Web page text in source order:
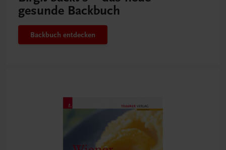
gesunde Backbuch
Backbuch entdecken